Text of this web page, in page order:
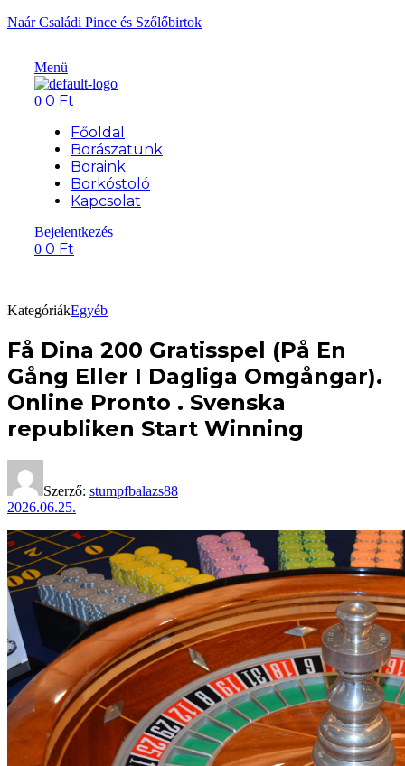
Naár Családi Pince és Szőlőbirtok
Menü
0 0 Ft
Főoldal
Borászatunk
Boraink
Borkóstoló
Kapcsolat
Bejelentkezés
0 0 Ft
KategóriákEgyéb
Få Dina 200 Gratisspel (På En
Gång Eller I Dagliga Omgångar).
Online Pronto . Svenska
republiken Start Winning
Szerző: stumpfbalazs88
2026.06.25.